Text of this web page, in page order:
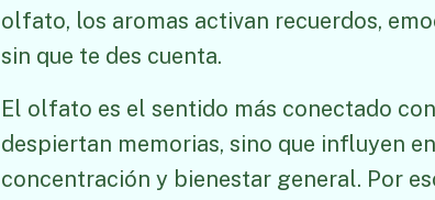
olfato, los aromas activan recuerdos,
sin que te des cuenta.
El olfato es el sentido más conectado
despiertan memorias, sino que influyen
concentración y bienestar general. Por